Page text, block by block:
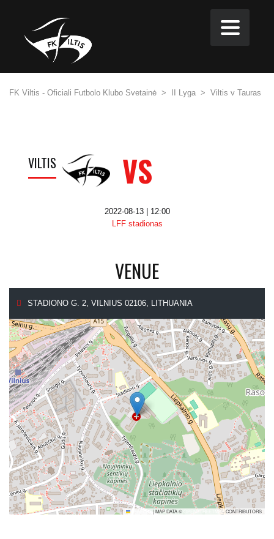
FK Viltis - Oficiali Futbolo Klubo Svetainė > II Lyga > Viltis v Tauras
VILTIS VS
2022-08-13 | 12:00
LFF stadionas
VENUE
STADIONO G. 2, VILNIUS 02106, LITHUANIA
|MAP DATA © OPENSTREETMAPCONTRIBUTORS